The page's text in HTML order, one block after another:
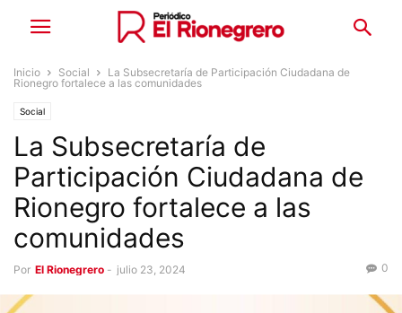
Inicio Social
La Subsecretaría de Participación Ciudadana de
Rionegro fortalece a las comunidades
Social
La Subsecretaría de
Participación Ciudadana de
Rionegro fortalece a las
comunidades
Por El Rionegrero - julio 23, 2024 0